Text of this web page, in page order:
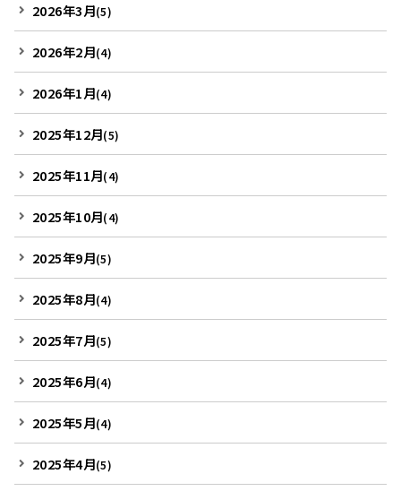
2026年3月(5)
2026年2月(4)
2026年1月(4)
2025年12月(5)
2025年11月(4)
2025年10月(4)
2025年9月(5)
2025年8月(4)
2025年7月(5)
2025年6月(4)
2025年5月(4)
2025年4月(5)